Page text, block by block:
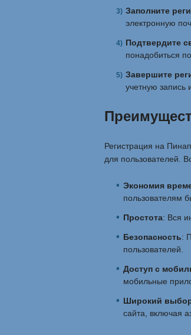
Заполните
электронную
Подтвердите
понадобиться
Завершите
учетную запись
Регистрация на
для пользователей.
Экономия
пользователям
Простота: Вся
Безопасность:
пользователей.
Доступ с
мобильные
Широкий
сайта, включая